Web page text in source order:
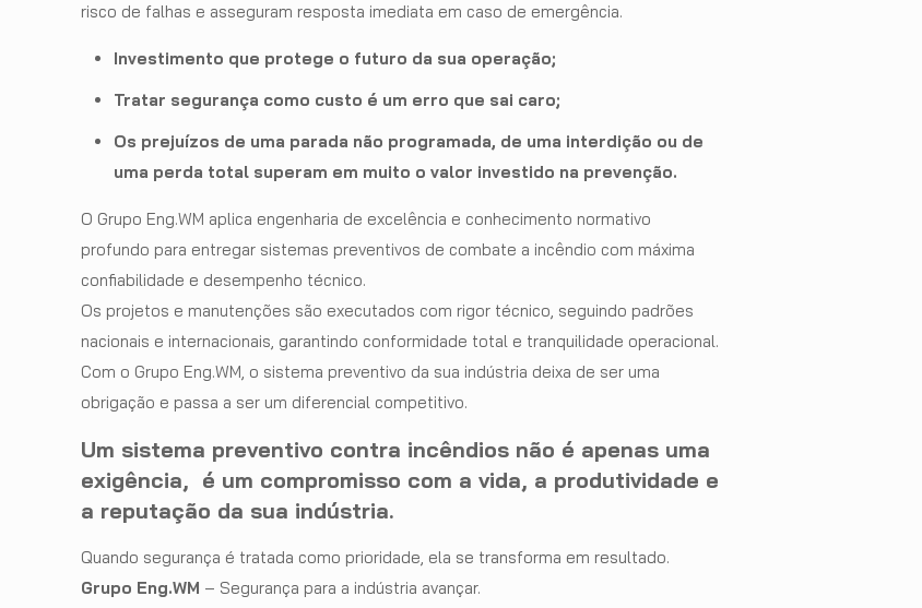
risco de falhas e asseguram resposta imediata em caso de emergência.
Investimento que protege o futuro da sua operação;
Tratar segurança como custo é um erro que sai caro;
Os prejuízos de uma parada não programada, de uma interdição ou de
uma perda total superam em muito o valor investido na prevenção.
O Grupo Eng.WM aplica engenharia de excelência e conhecimento normativo
profundo para entregar sistemas preventivos de combate a incêndio com máxima
confiabilidade e desempenho técnico.
Os projetos e manutenções são executados com rigor técnico, seguindo padrões
nacionais e internacionais, garantindo conformidade total e tranquilidade operacional.
Com o Grupo Eng.WM, o sistema preventivo da sua indústria deixa de ser uma
obrigação e passa a ser um diferencial competitivo.
Um sistema preventivo contra incêndios não é apenas uma
exigência, é um compromisso com a vida, a produtividade e
a reputação da sua indústria.
Quando segurança é tratada como prioridade, ela se transforma em resultado.
Grupo Eng.WM – Segurança para a indústria avançar.